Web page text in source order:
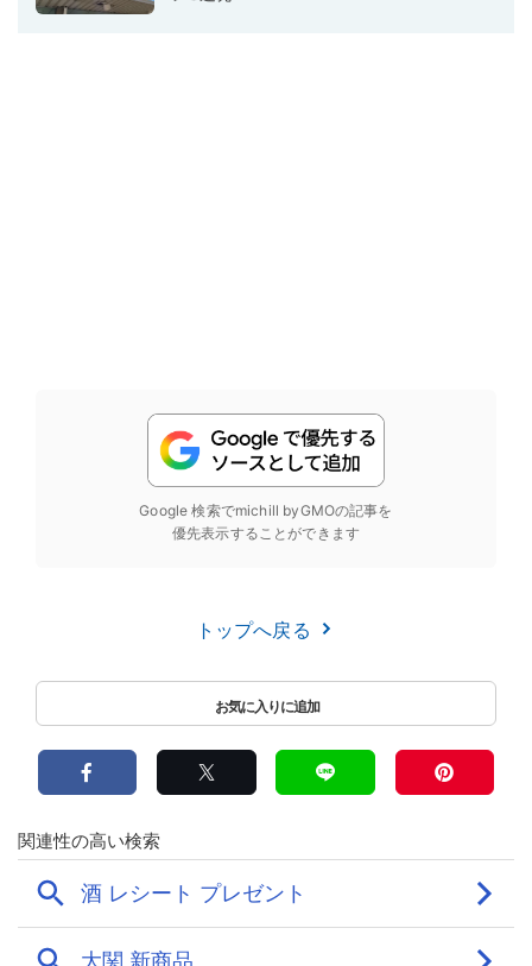
Google 検索でmichill byGMOの記事を
優先表示することができます
トップへ戻る